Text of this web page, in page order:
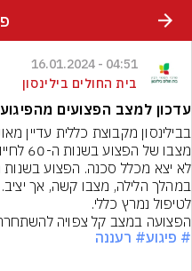
04:51 - 16.01.2024
בית החולים בילינסון
עדכון למצב הפצועים
הפצועה במצב קל צפויה
# פיגוע# רעננה